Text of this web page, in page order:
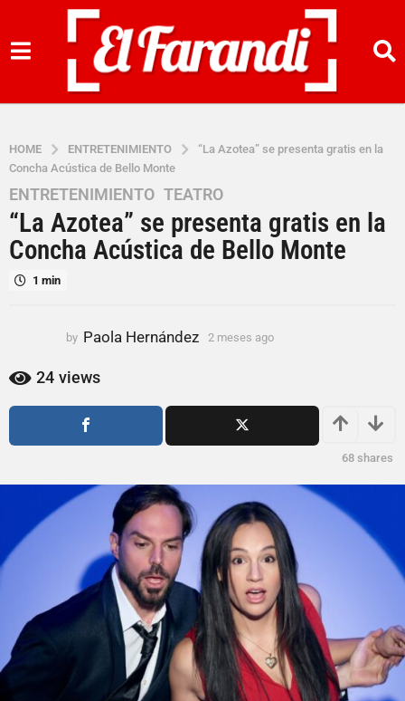
HOME ENTRETENIMIENTO
“La Azotea” se presenta gratis en la
Concha Acústica de Bello Monte
2
m
e
s
e
o
m
g
ENTRETENIMIENTO ,TEATRO
“La Azotea” se presenta gratis en la
Concha Acústica de Bello Monte
1 min
by Paola Hernández 2 meses ago
e
24 views
68 shares